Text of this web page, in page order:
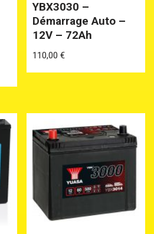
YBX3030 –
Démarrage Auto –
12V – 72Ah
110,00€